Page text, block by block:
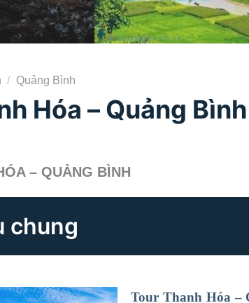
/ Quảng Bình
Hóa – Quảng
– QUẢNG BÌNH
chung
Tour Thanh Hóa –